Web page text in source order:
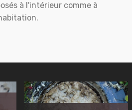
à l'intérieur comme à